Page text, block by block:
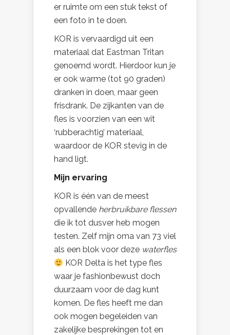
er ruimte om een stuk tekst of
een foto in te doen.
KOR is vervaardigd uit een
materiaal dat Eastman Tritan
genoemd wordt. Hierdoor kun je
er ook warme (tot 90 graden)
dranken in doen, maar geen
frisdrank. De zijkanten van de
fles is voorzien van een wit
‘rubberachtig’ materiaal,
waardoor de KOR stevig in de
hand ligt.
Mijn ervaring
KOR is één van de meest
opvallende herbruikbare flessen
die ik tot dusver heb mogen
testen. Zelf mijn oma van 73 viel
als een blok voor deze waterfles
KOR Delta is het type fles
waar je fashionbewust doch
duurzaam voor de dag kunt
komen. De fles heeft me dan
ook mogen begeleiden van
zakelijke besprekingen tot en